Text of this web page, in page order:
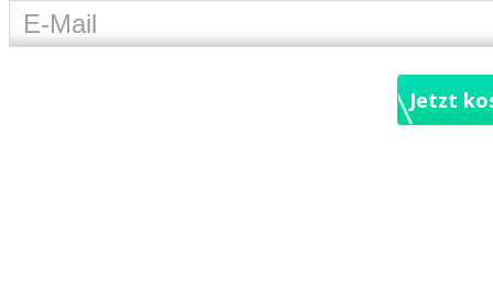
Jetzt